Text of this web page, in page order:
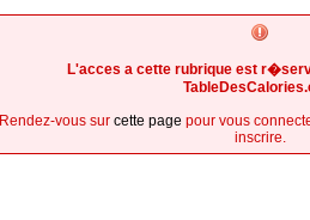
L'acces a cette rubrique est
Rendez-vous sur cette page pour vous
inscrire.